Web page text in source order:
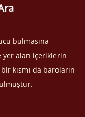
bulmasına
yer alan içeriklerin
kısmı da baroların